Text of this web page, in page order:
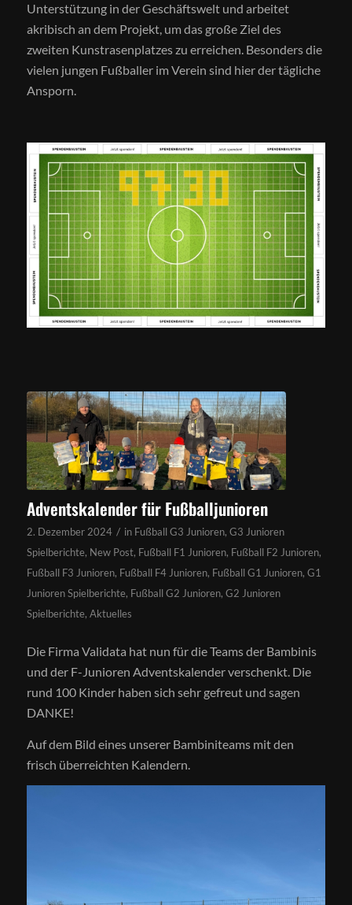
Unterstützung in der Geschäftswelt und arbeitet
akribisch an dem Projekt, um das große Ziel des
zweiten Kunstrasenplatzes zu erreichen. Besonders die
vielen jungen Fußballer im Verein sind hier der tägliche
Ansporn.
Adventskalender für Fußballjunioren
2. Dezember 2024 / in Fußball G3 Junioren, G3 Junioren
Spielberichte, New Post, Fußball F1 Junioren, Fußball F2 Junioren,
Fußball F3 Junioren, Fußball F4 Junioren, Fußball G1 Junioren, G1
Junioren Spielberichte, Fußball G2 Junioren, G2 Junioren
Spielberichte, Aktuelles
Die Firma Validata hat nun für die Teams der Bambinis
und der F-Junioren Adventskalender verschenkt. Die
rund 100 Kinder haben sich sehr gefreut und sagen
DANKE!
Auf dem Bild eines unserer Bambiniteams mit den
frisch überreichten Kalendern.